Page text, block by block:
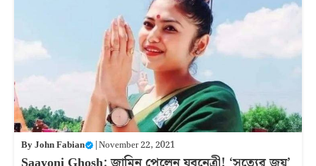
ByJohn Fabian |November 22, 2021